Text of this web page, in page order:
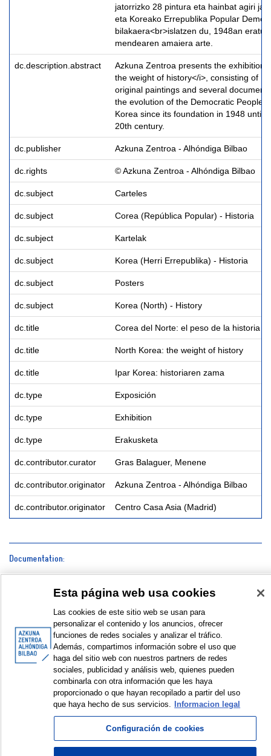
jatorrizko 28 pintura eta hainbat agiri
eta Koreako Errepublika Popular
bilakaera<br>islatzen du, 1948an eratu
mendearen amaiera arte.
dc.description.abstract
Azkuna Zentroa presents the exhibition
the weight of history</i>, consisting of
original paintings and several
the evolution of the Democratic
Korea since its foundation in 1948 until
20th century.
dc.publisher Azkuna Zentroa - Alhóndiga Bilbao
dc.rights © Azkuna Zentroa - Alhóndiga Bilbao
dc.subject Carteles
dc.subject Corea (República Popular) - Historia
dc.subject Kartelak
dc.subject Korea (Herri Errepublika) - Historia
dc.subject Posters
dc.subject Korea (North) - History
dc.title Corea del Norte: el peso de la historia
dc.title North Korea: the weight of history
dc.title Ipar Korea: historiaren zama
dc.type Exposición
dc.type Exhibition
dc.type Erakusketa
dc.contributor.curator Gras Balaguer, Menene
dc.contributor.originator Azkuna Zentroa - Alhóndiga Bilbao
dc.contributor.originator Centro Casa Asia (Madrid)
Documentation:
Cartel | Kartela | Poster
Galería de fotos | Argazki galeria | Photo gallery © Azkuna
Zentroa – Alhóndiga Bilbao
SHOW SIMPLE ITEM RECORD
© Azkuna Zentroa - Alhóndiga Bilbao
Esta página web usa cookies
Las cookies de este sitio web se usan para
personalizar el contenido y los anuncios, ofrecer
funciones de redes sociales y analizar el tráfico.
Además, compartimos información sobre el uso que
haga del sitio web con nuestros partners de redes
sociales, publicidad y análisis web, quienes pueden
combinarla con otra información que les haya
proporcionado o que hayan recopilado a partir del uso
que haya hecho de sus servicios.
Informacion legal
Configuración de cookies